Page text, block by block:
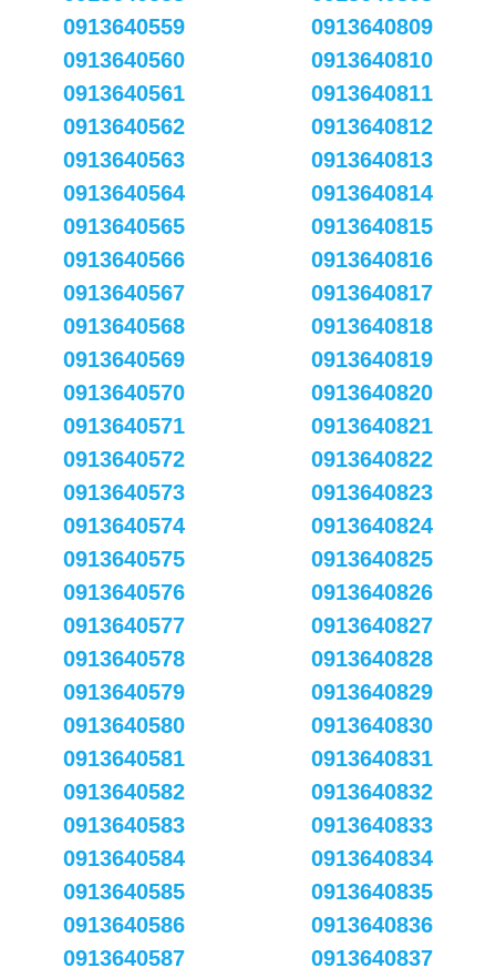
0913640559
0913640560
0913640561
0913640562
0913640563
0913640564
0913640565
0913640566
0913640567
0913640568
0913640569
0913640570
0913640571
0913640572
0913640573
0913640574
0913640575
0913640576
0913640577
0913640578
0913640579
0913640580
0913640581
0913640582
0913640583
0913640584
0913640585
0913640586
0913640587
0913640809
0913640810
0913640811
0913640812
0913640813
0913640814
0913640815
0913640816
0913640817
0913640818
0913640819
0913640820
0913640821
0913640822
0913640823
0913640824
0913640825
0913640826
0913640827
0913640828
0913640829
0913640830
0913640831
0913640832
0913640833
0913640834
0913640835
0913640836
0913640837